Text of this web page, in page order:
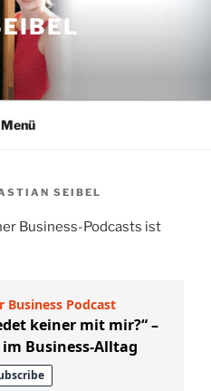
Menü
SEIBEL
Business-Podcasts ist